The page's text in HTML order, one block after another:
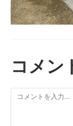
コメン